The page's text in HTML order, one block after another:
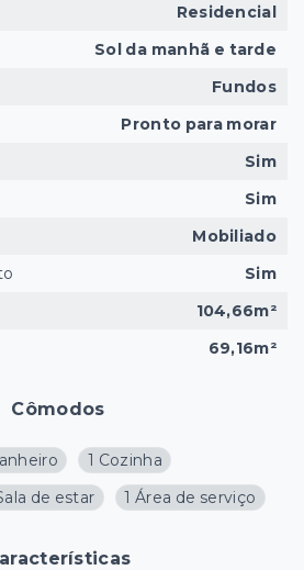
Cômodos
1 Cozinha
de estar 1 Área de serviço
Residencial
Sol da manhã e tarde
Fundos
Pronto para morar
Sim
Sim
Mobiliado
Sim
104,66m²
69,16m²